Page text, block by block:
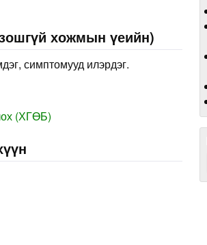
хожмын үеийн)
симптомууд илэрдэг.
(ХГӨБ)